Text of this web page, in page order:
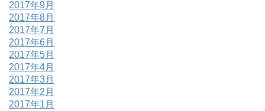
2017年9月
2017年8月
2017年7月
2017年6月
2017年5月
2017年4月
2017年3月
2017年2月
2017年1月